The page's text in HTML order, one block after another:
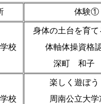
体験①
校
身体の土台を育
体軸体操資格
深町 和子
校
楽しく遊ぼう
周南公立大